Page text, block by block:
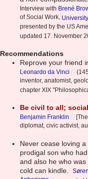
Interview with Brené
of Social Work,
presented by the US
updated 17. November
Recommendations
Reprove your friend
Leonardo da Vinci
inventor, anatomist,
chapter XIX
Be civil to all;
Benjamin Franklin
diplomat, civic activist,
Never cease loving
prodigal son who
and also he who
cold can kindle.